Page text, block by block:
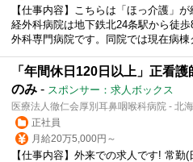
【仕事内容】こちらは「ほっ介護」
経外科病院は地下鉄北24条駅から徒
外科専門病院です。同院では現在病棟
「年間休日120日以上」正看
のみ - スポンサー：求人ボックス
医療法人徹仁会厚別耳鼻咽喉科病院 - 北
正社員
月給20万5,000円～
【仕事内容】外来での求人です! 常